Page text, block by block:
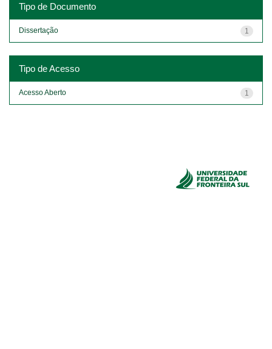
Tipo de Documento
1
Dissertação
Tipo de Acesso
1
Acesso Aberto